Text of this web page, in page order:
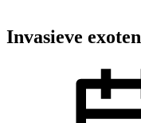
Invasieve exoten